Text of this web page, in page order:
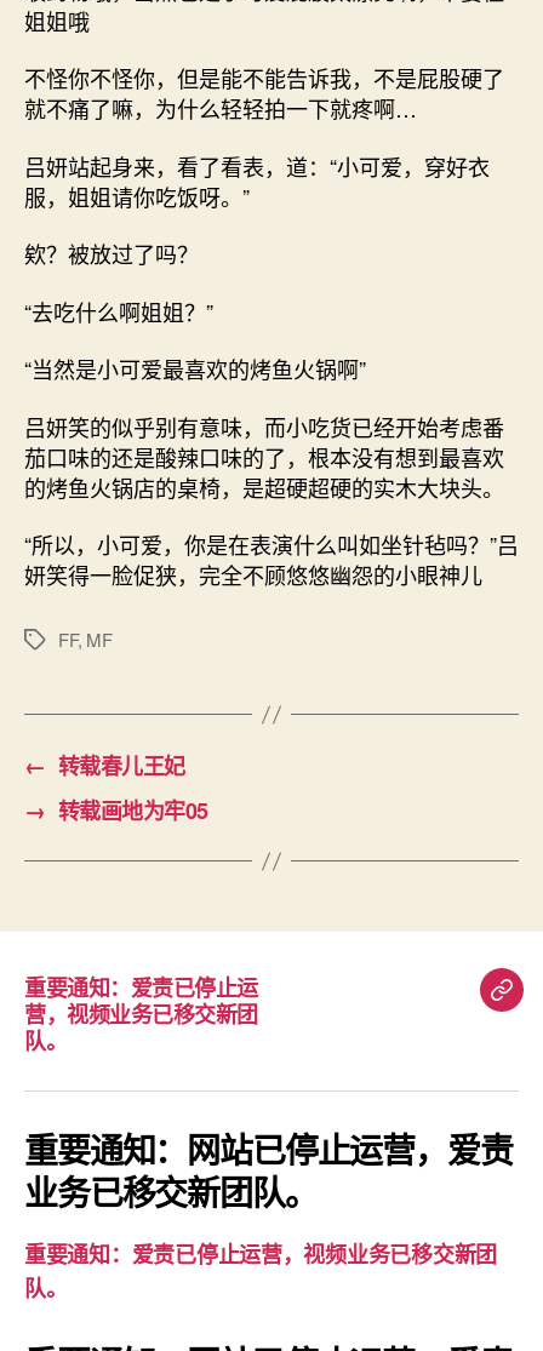
姐姐哦
不怪你不怪你，但是能不能告诉我，不是屁股硬了
就不痛了嘛，为什么轻轻拍一下就疼啊…
吕妍站起身来，看了看表，道：“小可爱，穿好衣
服，姐姐请你吃饭呀。”
欸？被放过了吗？
“去吃什么啊姐姐？”
“当然是小可爱最喜欢的烤鱼火锅啊”
吕妍笑的似乎别有意味，而小吃货已经开始考虑番
茄口味的还是酸辣口味的了，根本没有想到最喜欢
的烤鱼火锅店的桌椅，是超硬超硬的实木大块头。
“所以，小可爱，你是在表演什么叫如坐针毡吗？”吕
妍笑得一脸促狭，完全不顾悠悠幽怨的小眼神儿
标
FF, MF
← 转载春儿王妃
→ 转载画地为牢05
重要通知：爱责已停止运
营，视频业务已移交新团
队。
重
知：
爱
责
重要通知：网站已停止运营，爱责
业务已移交新团队。
重要通知：爱责已停止运营，视频业务已移交新团
队。